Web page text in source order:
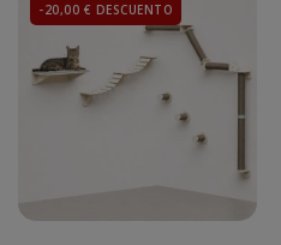
-20,00 € DESCUENTO